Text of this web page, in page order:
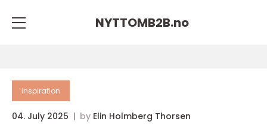
NYTTOMB2B.no
inspiration
04. July 2025 by Elin Holmberg Thorsen